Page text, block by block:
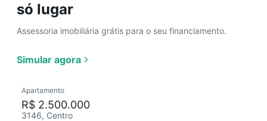
só lugar
Assessoria imobiliária grátis para o seu financiamento.
Simular agora
Apartamento
R$ 2.500.000
3146, Centro